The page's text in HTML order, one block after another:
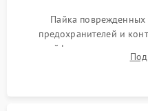
Пайка поврежденных
предохранителей и
шлейфов, дисплея,
автофокуса.